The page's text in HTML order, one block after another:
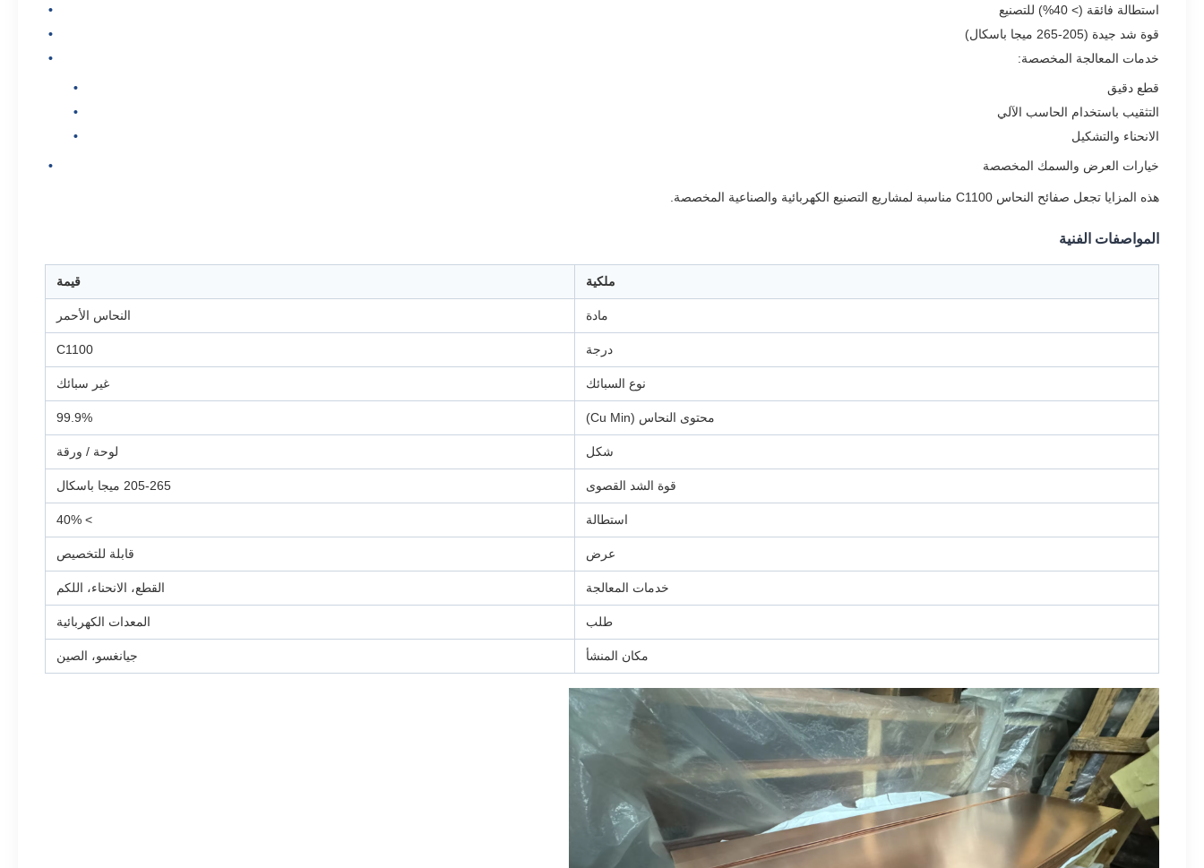
استطالة فائقة (> 40%) للتصنيع
قوة شد جيدة (205-265 ميجا باسكال)
خدمات المعالجة المخصصة:
قطع دقيق
التثقيب باستخدام الحاسب الآلي
الانحناء والتشكيل
خيارات العرض والسمك المخصصة
هذه المزايا تجعل صفائح النحاس C1100 مناسبة لمشاريع التصنيع الكهربائية والصناعية المخصصة.
المواصفات الفنية
ملكية قيمة
مادة النحاس الأحمر
درجة C1100
نوع السبائك غير سبائك
محتوى النحاس (Cu Min) 99.9%
شكل لوحة / ورقة
قوة الشد القصوى 205-265 ميجا باسكال
استطالة > 40%
عرض قابلة للتخصيص
خدمات المعالجة القطع، الانحناء، اللكم
طلب المعدات الكهربائية
مكان المنشأ جيانغسو، الصين